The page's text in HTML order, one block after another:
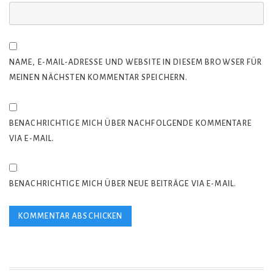
NAME, E-MAIL-ADRESSE UND WEBSITE IN DIESEM BROWSER FÜR
MEINEN NÄCHSTEN KOMMENTAR SPEICHERN.
BENACHRICHTIGE MICH ÜBER NACHFOLGENDE KOMMENTARE
VIA E-MAIL.
BENACHRICHTIGE MICH ÜBER NEUE BEITRÄGE VIA E-MAIL.